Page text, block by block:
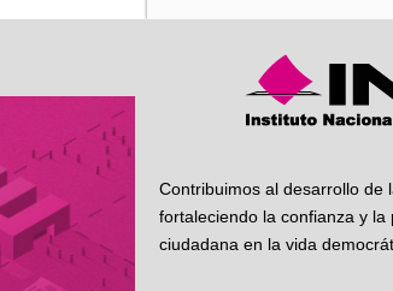
Contribuimos al desarrollo de
fortaleciendo la confianza y la
ciudadana en la vida